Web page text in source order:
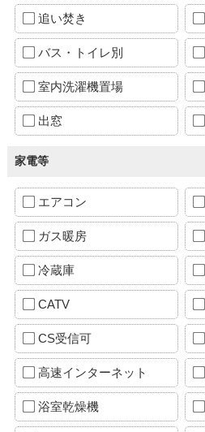
追い焚き
バス・トイレ別
室内洗濯機置場
出窓
家電等
エアコン
ガス暖房
冷蔵庫
CATV
CS受信可
高速インターネット
浴室乾燥機